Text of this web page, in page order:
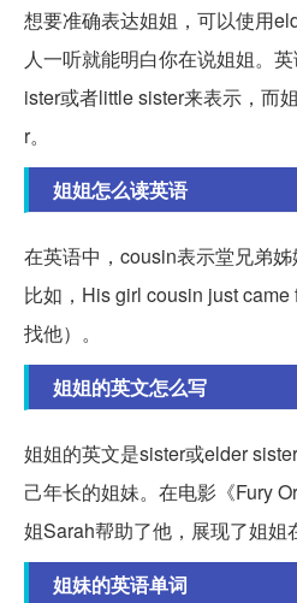
想要准确表达姐姐，可以使用
人一听就能明白你在说姐姐。
ister或者little sister来表示，而
r。
姐姐怎么读英语
在英语中，cousin表示堂兄弟姊
比如，His girl cousin just
找他）。
姐姐的英文怎么写
姐姐的英文是sister或elder
己年长的姐妹。在电影《Fury
姐Sarah帮助了他，展现了姐姐
姐妹的英语单词